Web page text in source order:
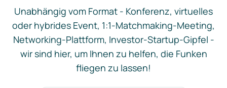
Unabhängig vom Format - Konferenz, virtuelles
oder hybrides Event, 1:1-Matchmaking-Meeting,
Networking-Plattform, Investor-Startup-Gipfel -
wir sind hier, um Ihnen zu helfen, die Funken
fliegen zu lassen!